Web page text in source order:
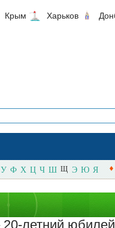
Крым Харьков
У Ф Х Ц Ч Ш Щ Э Ю Я
летний